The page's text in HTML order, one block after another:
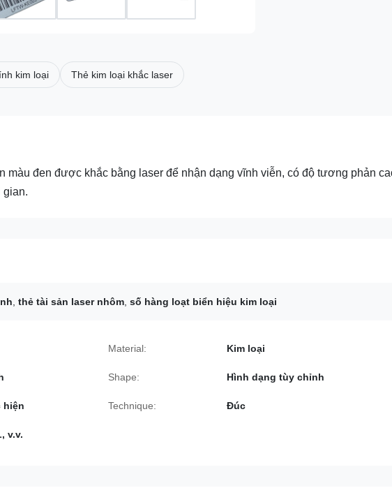
kim loại Thẻ kim loại khắc laser
màu đen được khắc bằng laser để nhận dạng vĩnh viễn, có độ tương phản
gian.
thẻ tài sản laser nhôm số hàng loạt biển hiệu kim loại
Material: Kim loại
Shape: Hình dạng tùy chỉnh
hiện Technique: Đúc
v.v.